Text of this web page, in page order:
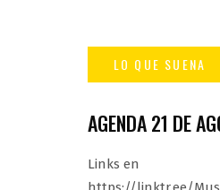
AGENDA 21 DE
Links en